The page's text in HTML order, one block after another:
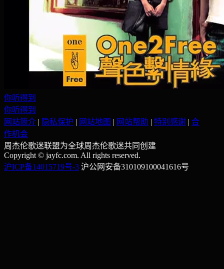
你听得到
你听得到
网站简介 | 隐私保护 | 网站地图 | 网站帮助 | 特别感谢 | 合
作机会
周杰伦歌迷联盟为全球周杰伦歌迷共同创建
Copyright © jayfc.com. All rights reserved.
沪ICP备14015719号-3 沪公网安备310109100041616号